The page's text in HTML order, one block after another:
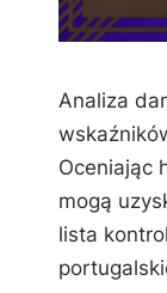
Analiza
Oceniając
mogą
lista